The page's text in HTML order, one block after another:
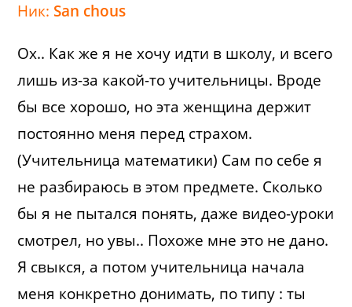
Ник: San chous
Ох.. Как же я не хочу идти в школу, и всего
лишь из-за какой-то учительницы. Вроде
бы все хорошо, но эта женщина держит
постоянно меня перед страхом.
(Учительница математики) Сам по себе я
не разбираюсь в этом предмете. Сколько
бы я не пытался понять, даже видео-уроки
смотрел, но увы.. Похоже мне это не дано.
Я свыкся, а потом учительница начала
меня конкретно донимать, по типу : ты